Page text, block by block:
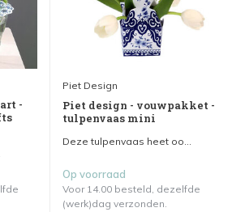
-
Piet Design
Piet design - vouwpakket -
tulpenvaas mini
Deze tulpenvaas heet oo...
Op voorraad
Voor 14.00 besteld, dezelfde
(werk)dag verzonden.